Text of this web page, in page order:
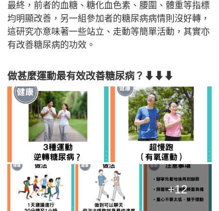
最終，前者的血糖、糖化血色素、腰圍、體重等指標
均明顯改善，另一組參加者的糖尿病病情則沒好轉，
這研究亦意味著一些站立、走動等簡單活動，其實亦
有改善糖尿病的功效。
做甚麼運動最有效改善糖尿病？⬇⬇⬇
+12